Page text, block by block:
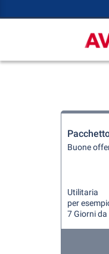
Buone
Utilitaria
per
7 Giorni